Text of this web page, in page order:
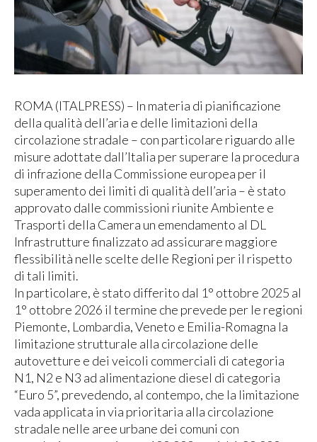
ROMA (ITALPRESS) – In materia di pianificazione
della qualità dell’aria e delle limitazioni della
circolazione stradale – con particolare riguardo alle
misure adottate dall’Italia per superare la procedura
di infrazione della Commissione europea per il
superamento dei limiti di qualità dell’aria – è stato
approvato dalle commissioni riunite Ambiente e
Trasporti della Camera un emendamento al DL
Infrastrutture finalizzato ad assicurare maggiore
flessibilità nelle scelte delle Regioni per il rispetto
di tali limiti.
In particolare, è stato differito dal 1° ottobre 2025 al
1° ottobre 2026 il termine che prevede per le regioni
Piemonte, Lombardia, Veneto e Emilia-Romagna la
limitazione strutturale alla circolazione delle
autovetture e dei veicoli commerciali di categoria
N1, N2 e N3 ad alimentazione diesel di categoria
“Euro 5”, prevedendo, al contempo, che la limitazione
vada applicata in via prioritaria alla circolazione
stradale nelle aree urbane dei comuni con